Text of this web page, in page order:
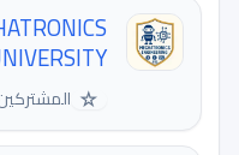
☆ المشتركين: